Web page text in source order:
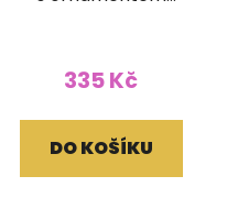
335 Kč
DO KOŠÍKU